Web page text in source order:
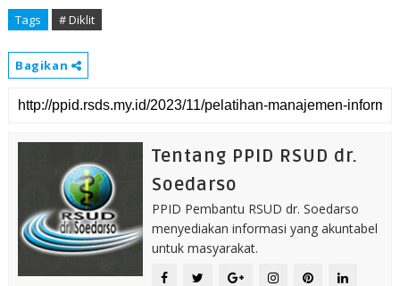
Tags # Diklit
Bagikan
Tentang PPID RSUD dr.
Soedarso
PPID Pembantu RSUD dr. Soedarso
menyediakan informasi yang akuntabel
untuk masyarakat.